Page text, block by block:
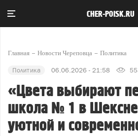
CHER-POISK.RU
Главная Новости Череповца Политика
Политика 06.06.2026 - 21:58
«Цвета выбирают
школа № 1 в Шексне
уютной и